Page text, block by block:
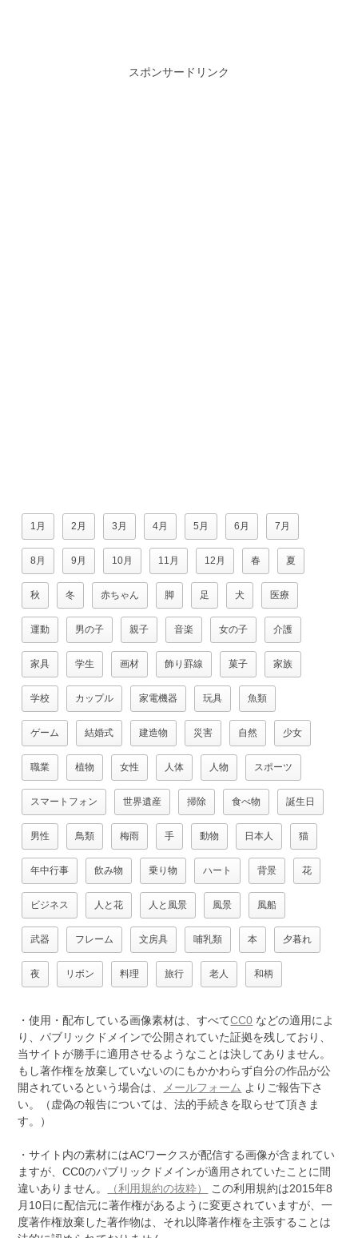
スポンサードリンク
1月 2月 3月 4月 5月 6月 7月
8月 9月 10月 11月 12月 春 夏
秋 冬 赤ちゃん 脚 足 犬 医療
運動 男の子 親子 音楽 女の子 介護
家具 学生 画材 飾り罫線 菓子 家族
学校 カップル 家電機器 玩具 魚類
ゲーム 結婚式 建造物 災害 自然 少女
職業 植物 女性 人体 人物 スポーツ
スマートフォン 世界遺産 掃除 食べ物 誕生日
男性 鳥類 梅雨 手 動物 日本人 猫
年中行事 飲み物 乗り物 ハート 背景 花
ビジネス 人と花 人と風景 風景 風船
武器 フレーム 文房具 哺乳類 本 夕暮れ
夜 リボン 料理 旅行 老人 和柄
・使用・配布している画像素材は、すべてCC0 などの適用によ
り、パブリックドメインで公開されていた証拠を残しており、
当サイトが勝手に適用させるようなことは決してありません。
もし著作権を放棄していないのにもかかわらず自分の作品が公
開されているという場合は、
メールフォーム よりご報告下さ
い。（虚偽の報告については、法的手続きを取らせて頂きま
す。）
・サイト内の素材にはACワークスが配信する画像が含まれてい
ますが、CC0のパブリックドメインが適用されていたことに間
違いありません。
（利用規約の抜粋）
この利用規約は2015年8
月10日に配信元に著作権があるように変更されていますが、一
度著作権放棄した著作物は、それ以降著作権を主張することは